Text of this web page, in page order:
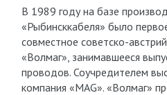
В 1989 году на базе
«Рыбинсккабеля» было
совместное советско-
«Волмаг», занимавшееся
проводов. Соучредителем
компания «MAG». «Волмаг»